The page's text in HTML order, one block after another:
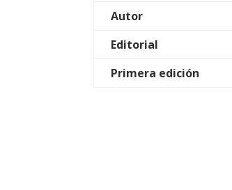
Autor
Editorial
Primera edición